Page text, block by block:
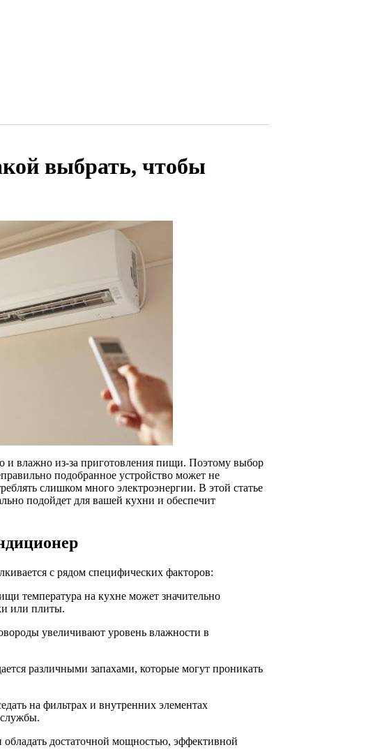
выбрать, чтобы
и влажно из-за приготовления пищи. Поэтому выбор
подобранное устройство может не
слишком много электроэнергии. В этой статье
подойдет для вашей кухни и обеспечит
с рядом специфических факторов:
температура на кухне может значительно
или плиты.
увеличивают уровень влажности в
различными запахами, которые могут проникать
на фильтрах и внутренних элементах
достаточной мощностью, эффективной